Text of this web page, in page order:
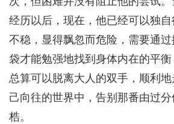
经历以后，现在，他已经可以独
不稳，显得飘忽而危险，需要通
袋才能勉强地找到身体内在的平
总算可以脱离大人的双手，顺利
己向往的世界中，告别那番由过
梏。